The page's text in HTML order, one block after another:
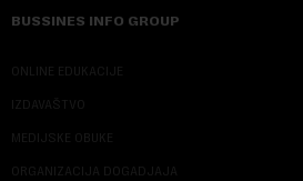
BUSSINES INFO GROUP
ONLINE EDUKACIJE
IZDAVAŠTVO
MEDIJSKE OBUKE
ORGANIZACIJA DOGADJAJA